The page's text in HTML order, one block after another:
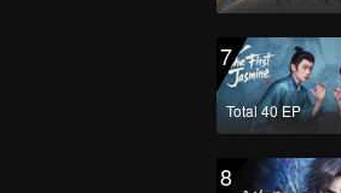
7
Total 40 EP
8